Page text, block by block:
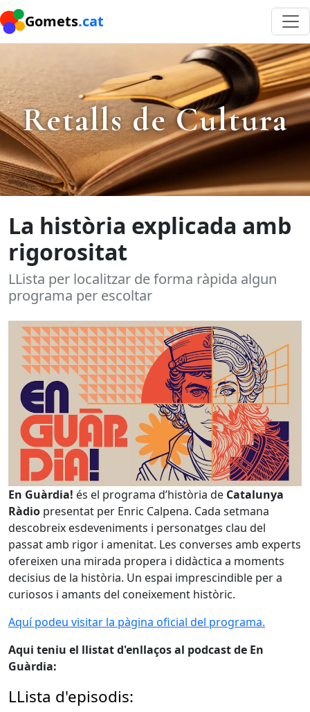
Gomets.cat
Retalls de Cultura
La història explicada amb
rigorositat
LLista per localitzar de forma ràpida algun
programa per escoltar
En Guàrdia! és el programa d’història de Catalunya
Ràdio presentat per Enric Calpena. Cada setmana
descobreix esdeveniments i personatges clau del
passat amb rigor i amenitat. Les converses amb experts
ofereixen una mirada propera i didàctica a moments
decisius de la història. Un espai imprescindible per a
curiosos i amants del coneixement històric.
Aquí podeu visitar la pàgina oficial del programa.
Aqui teniu el llistat d'enllaços al podcast de En
Guàrdia:
LLista d'episodis: